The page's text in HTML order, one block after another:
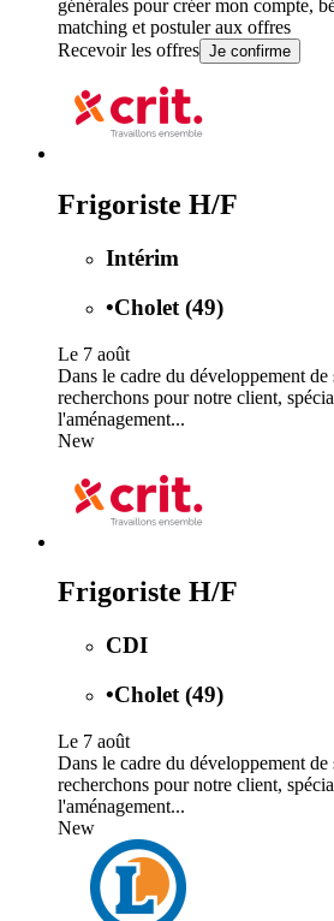
générales pour créer mon compte,
matching et postuler aux offres
Recevoir les offres Je confirme
Frigoriste H/F
Intérim
•Cholet (49)
Le 7 août
Dans le cadre du développement
recherchons pour notre client,
l'aménagement...
New
Frigoriste H/F
CDI
•Cholet (49)
Le 7 août
Dans le cadre du développement
recherchons pour notre client,
l'aménagement...
New